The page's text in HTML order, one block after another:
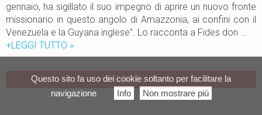
Questo sito fa uso dei cookie soltanto per facilitare la
navigazione
Info Non mostrare più
l
l
a
m
i
s
i
gennaio, ha sigillato il suo impegno di aprire un nuovo fronte
missionario in questo angolo di Amazzonia, ai confini con il
Venezuela e la Guyana inglese”. Lo racconta a Fides don …
+LEGGI TUTTO M
i
s
i
»
PROGETTI